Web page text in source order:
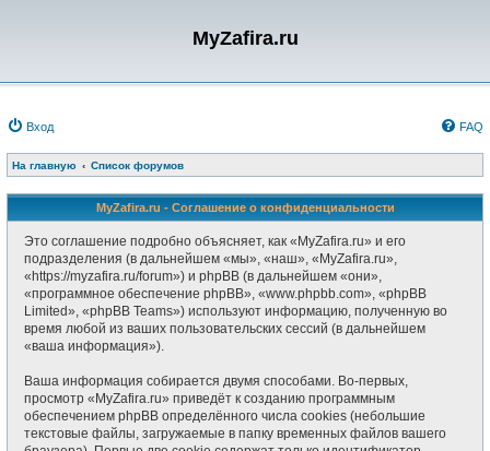
MyZafira.ru
Вход FAQ
На главную Список форумов
MyZafira.ru - Соглашение о конфиденциальности
Это соглашение подробно объясняет, как «MyZafira.ru» и его
подразделения (в дальнейшем «мы», «наш», «MyZafira.ru»,
«https://myzafira.ru/forum») и phpBB (в дальнейшем «они»,
«программное обеспечение phpBB», «www.phpbb.com», «phpBB
Limited», «phpBB Teams») используют информацию, полученную во
время любой из ваших пользовательских сессий (в дальнейшем
«ваша информация»).
Ваша информация собирается двумя способами. Во-первых,
просмотр «MyZafira.ru» приведёт к созданию программным
обеспечением phpBB определённого числа cookies (небольшие
текстовые файлы, загружаемые в папку временных файлов вашего